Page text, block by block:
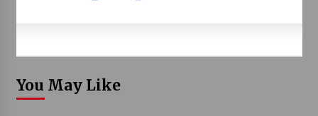
You May Like